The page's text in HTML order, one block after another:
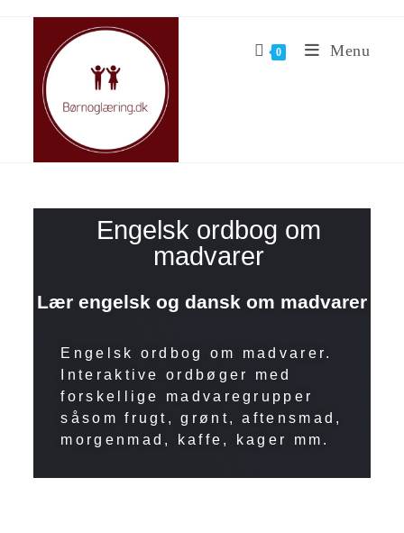
0 Menu
Engelsk ordbog om
madvarer
Lær engelsk og dansk om madvarer
Engelsk ordbog om madvarer.
Interaktive ordbøger med
forskellige madvaregrupper
såsom frugt, grønt, aftensmad,
morgenmad, kaffe, kager mm.